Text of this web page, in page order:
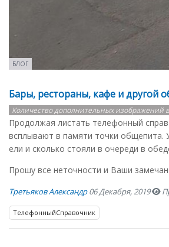
БЛОГ
Бары, рестораны, кафе и другой
Количество дополнительных изображений
Продолжая листать телефонный
всплывают в памяти точки общепита.
ели и сколько стояли в очереди в
Прошу все неточности и Ваши
Третьяков Александр 06 Декабря, 2019
ТелефонныйСправочник